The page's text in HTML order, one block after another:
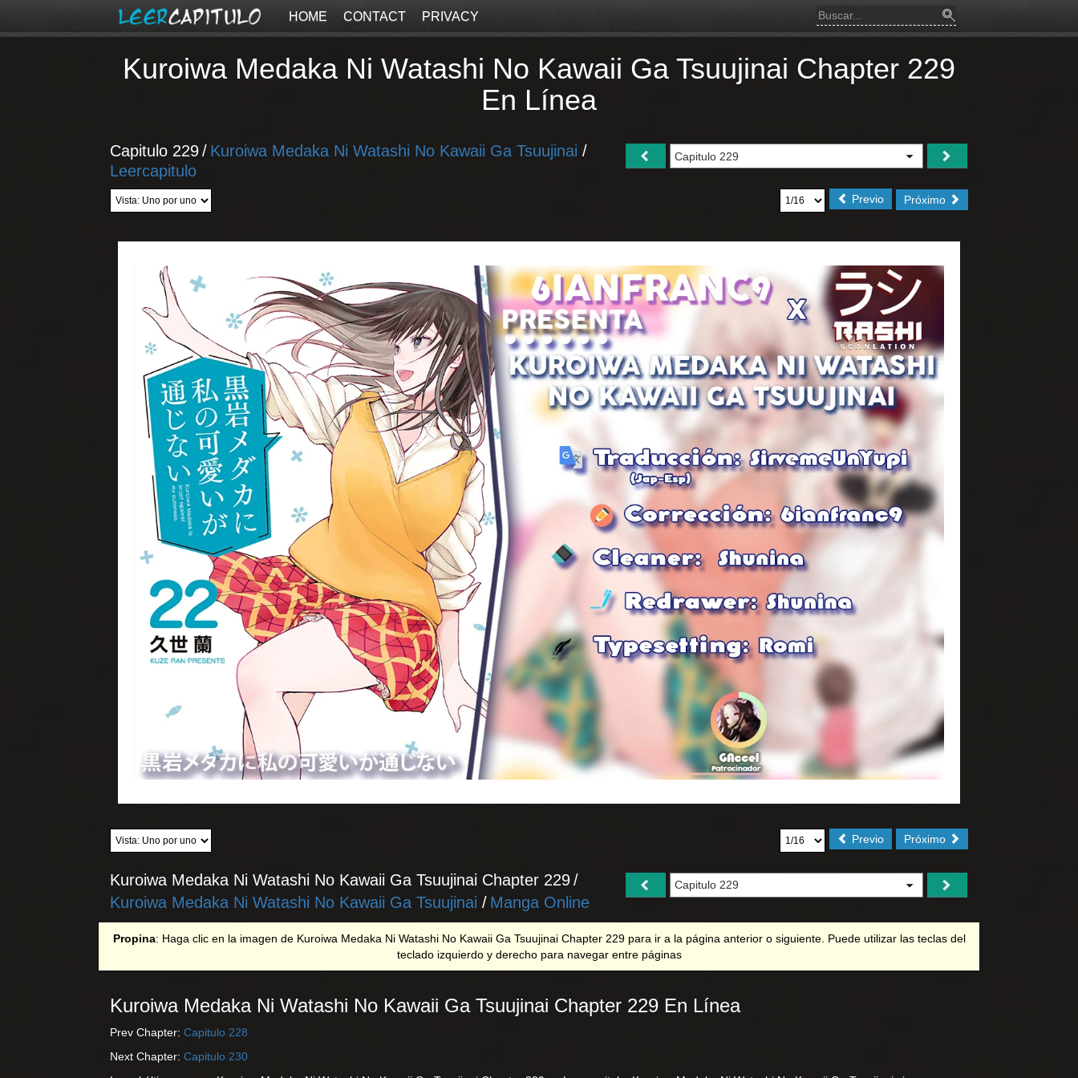
HOME CONTACT PRIVACY
Kuroiwa Medaka Ni Watashi No Kawaii Ga Tsuujinai Chapter 229
En Línea
Capitulo 229/ Kuroiwa Medaka Ni Watashi No Kawaii Ga Tsuujinai /
Leercapitulo
Próximo
Previo
Próximo
Previo
Kuroiwa Medaka Ni Watashi No Kawaii Ga Tsuujinai Chapter 229/
Kuroiwa Medaka Ni Watashi No Kawaii Ga Tsuujinai / Manga Online
Propina: Haga clic en la imagen de Kuroiwa Medaka Ni Watashi No Kawaii Ga Tsuujinai Chapter 229 para ir a la página anterior o siguiente. Puede utilizar las teclas del
teclado izquierdo y derecho para navegar entre páginas
Kuroiwa Medaka Ni Watashi No Kawaii Ga Tsuujinai Chapter 229 En Línea
Prev Chapter: Capitulo 228
Next Chapter: Capitulo 230